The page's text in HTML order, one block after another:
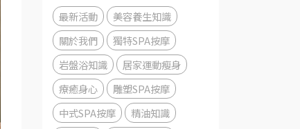
最新活動
美容養生知識
關於我們
獨特SPA按摩
岩盤浴知識
居家運動瘦身
療癒身心
雕塑SPA按摩
中式SPA按摩
精油知識